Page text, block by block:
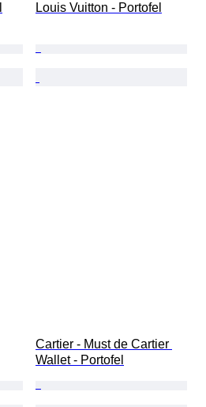
Louis Vuitton - Portofel
Cartier - Must de Cartier
Wallet - Portofel